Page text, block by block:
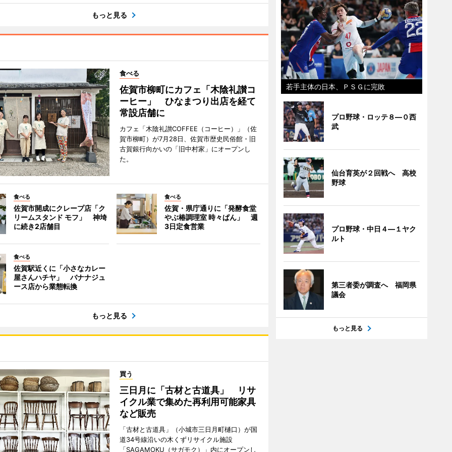
もっと見る
食べる
佐賀市柳町にカフェ「木陰礼讃コ
ーヒー」 ひなまつり出店を経て
常設店舗に
カフェ「木陰礼讃COFFEE（コーヒー）」（佐
賀市柳町）が7月28日、佐賀市歴史民俗館・旧
古賀銀行向かいの「旧中村家」にオープンし
た。
食べる
佐賀市開成にクレープ店「ク
リームスタンド モフ」 神埼
に続き2店舗目
食べる
佐賀・県庁通りに「発酵食堂
やぶ椿調理室 時々ぱん」 週
3日定食営業
食べる
佐賀駅近くに「小さなカレー
屋さんハチヤ」 バナナジュ
ース店から業態転換
もっと見る
買う
三日月に「古材と古道具」 リサ
イクル業で集めた再利用可能家具
など販売
「古材と古道具」（小城市三日月町樋口）が国
道34号線沿いの木くずリサイクル施設
「SAGAMOKU（サガモク）」内にオープンし
若手主体の日本、ＰＳＧに完敗
プロ野球・ロッテ８―０西
武
仙台育英が２回戦へ 高校
野球
プロ野球・中日４―１ヤク
ルト
第三者委が調査へ 福岡県
議会
もっと見る